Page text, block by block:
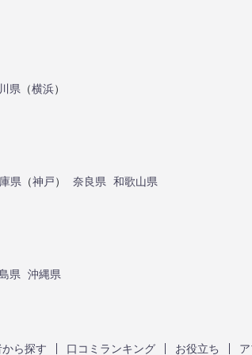
県 （横浜）
県 （神戸） 奈良県 和歌山県
県 沖縄県
ら探す 口コミランキング お役立ち